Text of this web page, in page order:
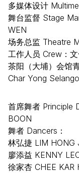
多媒体设计
舞台监督 Stage
WEN
场务总监 Theatre
工作人员 Crew：
茶阳（大埔）会馆
Char Yong
首席舞者 Principle
BOON
舞者 Dancers：
林弘捷 LIM HONG
廖添益 KENNY
徐家杏 CHEE KAR